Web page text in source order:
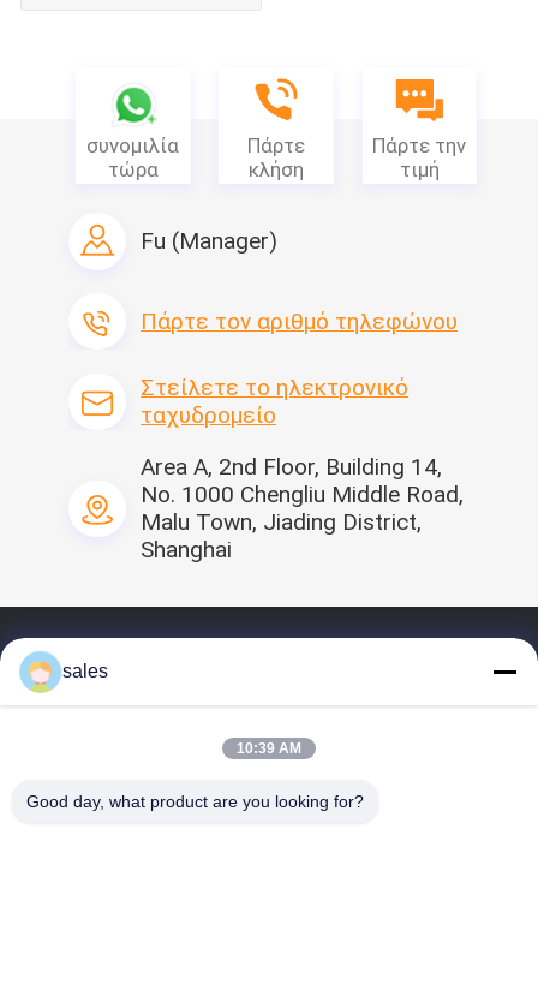
συνομιλία
τώρα
Πάρτε
κλήση
Πάρτε την
τιμή
Fu (Manager)
Πάρτε τον αριθμό τηλεφώνου
Στείλετε το ηλεκτρονικό
ταχυδρομείο
Area A, 2nd Floor, Building 14,
No. 1000 Chengliu Middle Road,
Malu Town, Jiading District,
Shanghai
προφίλ
Τα προϊόντα μας
Βίντεο
sales
10:39 AM
Good day, what product are you looking for?